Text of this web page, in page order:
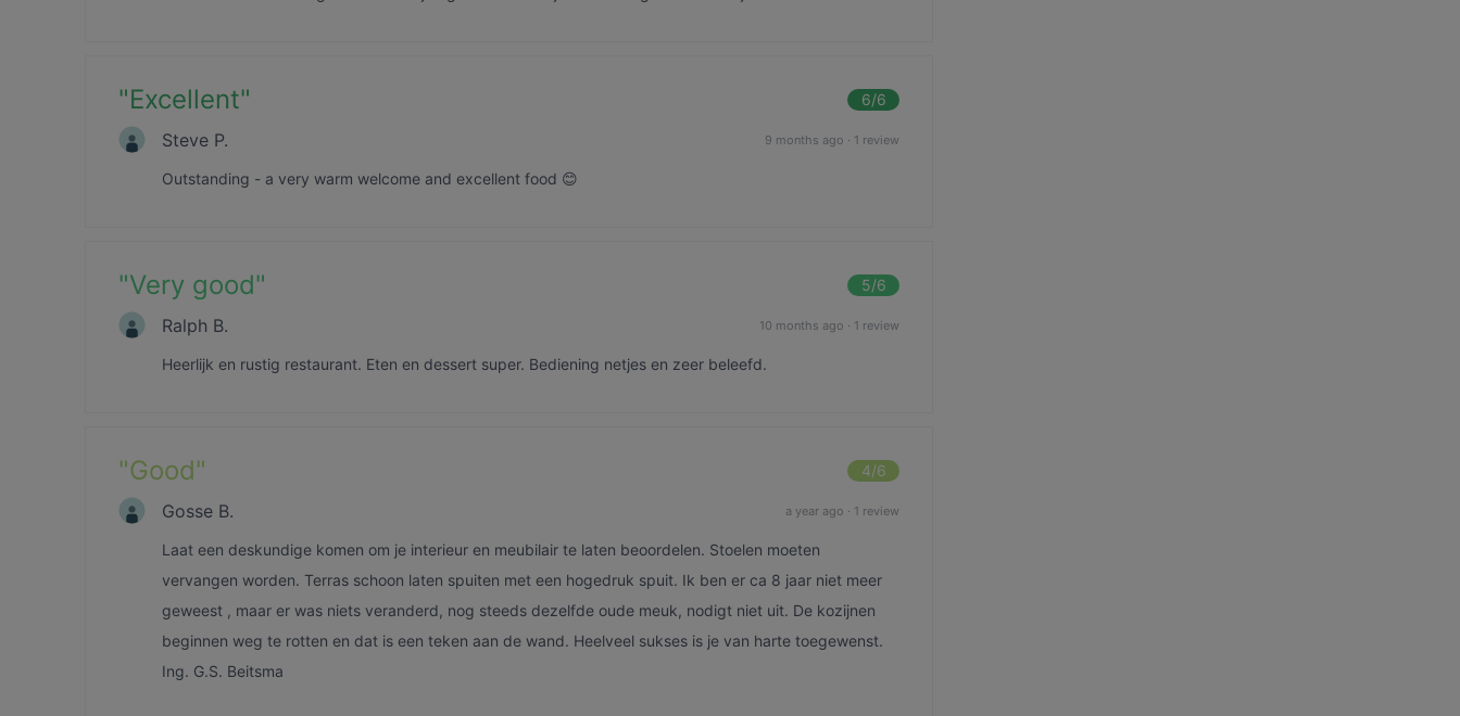
"Excellent" 6/6
Steve P. 9 months ago · 1 review
Outstanding - a very warm welcome and excellent food 😊
"Very good" 5/6
Ralph B. 10 months ago · 1 review
Heerlijk en rustig restaurant. Eten en dessert super. Bediening netjes en zeer beleefd.
"Good" 4/6
Gosse B. a year ago · 1 review
Laat een deskundige komen om je interieur en meubilair te laten beoordelen. Stoelen moeten
vervangen worden. Terras schoon laten spuiten met een hogedruk spuit. Ik ben er ca 8 jaar niet meer
geweest , maar er was niets veranderd, nog steeds dezelfde oude meuk, nodigt niet uit. De kozijnen
beginnen weg te rotten en dat is een teken aan de wand. Heelveel sukses is je van harte toegewenst.
Ing. G.S. Beitsma